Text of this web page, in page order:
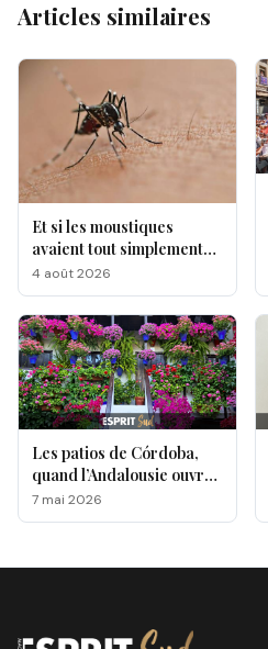
Articles similaires
Et si les moustiques
avaient tout simplement
leurs préférés ?
4 août 2026
Les patios de Córdoba,
quand l’Andalousie ouvre
ses portes au monde
7 mai 2026